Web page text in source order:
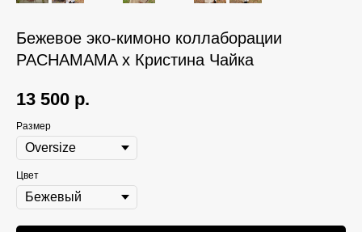
Бежевое эко-кимоно коллаборации
PACHAMAMA x Кристина Чайка
13 500 р.
Размер
Цвет